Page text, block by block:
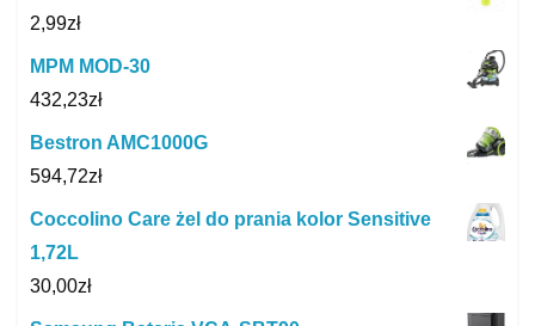
2,99zł
MPM MOD-30
432,23zł
Bestron AMC1000G
594,72zł
Coccolino Care żel do prania kolor Sensitive
1,72L
30,00zł